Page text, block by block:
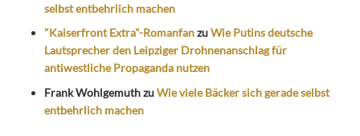
selbst entbehrlich machen
"Kaiserfront Extra"-RomanfanzuWie Putins deutsche
Lautsprecher den Leipziger Drohnenanschlag für
antiwestliche Propaganda nutzen
Frank WohlgemuthzuWie viele Bäcker sich gerade selbst
entbehrlich machen